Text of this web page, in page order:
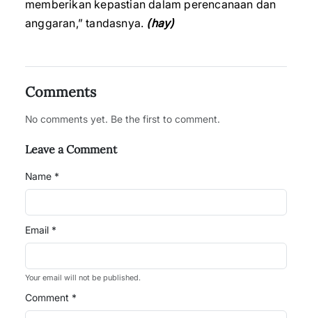
memberikan kepastian dalam perencanaan dan
anggaran,” tandasnya. (hay)
Comments
No comments yet. Be the first to comment.
Leave a Comment
Name *
Email *
Your email will not be published.
Comment *